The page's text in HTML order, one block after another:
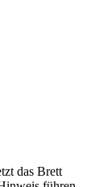
das Brett